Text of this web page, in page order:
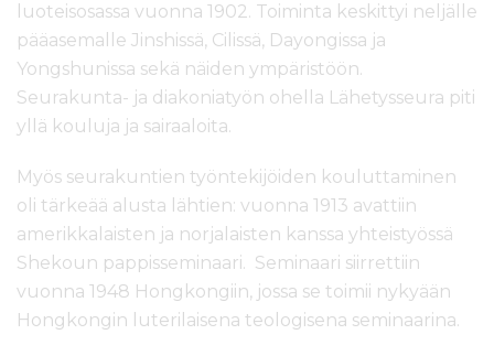
luoteisosassa vuonna 1902. Toiminta keskittyi neljälle
pääasemalle Jinshissä, Cilissä, Dayongissa ja
Yongshunissa sekä näiden ympäristöön.
Seurakunta- ja diakoniatyön ohella Lähetysseura piti
yllä kouluja ja sairaaloita.
Myös seurakuntien työntekijöiden kouluttaminen
oli tärkeää alusta lähtien: vuonna 1913 avattiin
amerikkalaisten ja norjalaisten kanssa yhteistyössä
Shekoun pappisseminaari. Seminaari siirrettiin
vuonna 1948 Hongkongiin, jossa se toimii nykyään
Hongkongin luterilaisena teologisena seminaarina.